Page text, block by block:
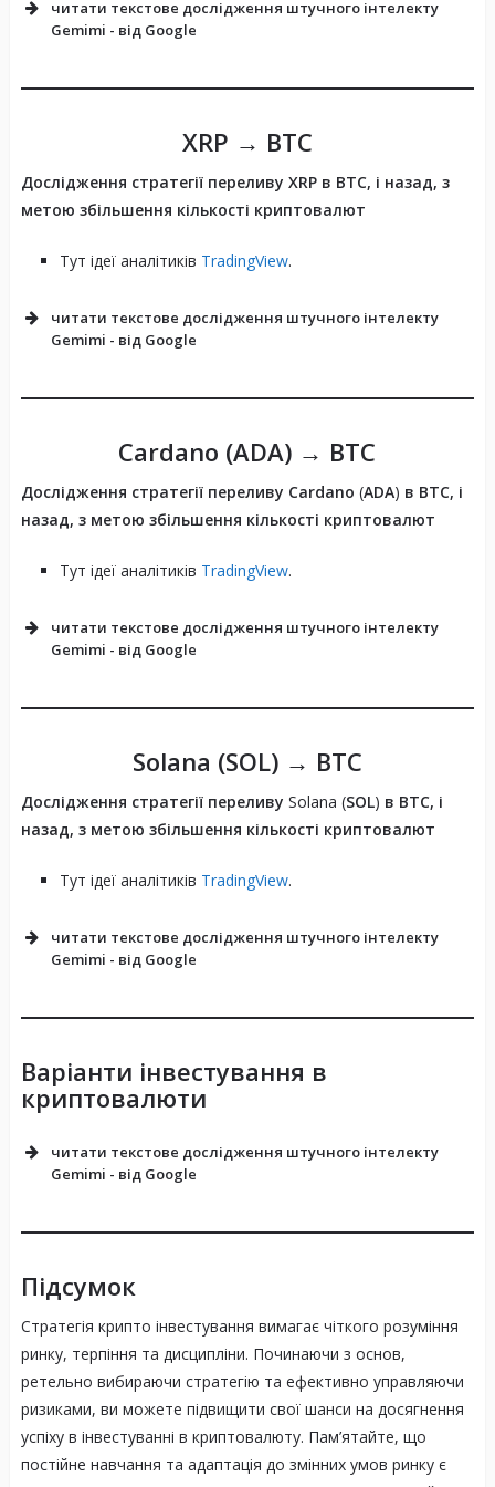
читати текстове дослідження штучного інтелекту
Gemimi - від Google
XRP → BTC
Дослідження стратегії переливу XRP в BTC, і назад, з
метою збільшення кількості криптовалют
Тут ідеї аналітиків TradingView.
читати текстове дослідження штучного інтелекту
Gemimi - від Google
Період
Зміна (%)
Зміна (%)
Cardano (ADA) → BTC
Дослідження стратегії переливу Cardano (ADA) в BTC, і
назад, з метою збільшення кількості криптовалют
Тут ідеї аналітиків TradingView.
читати текстове дослідження штучного інтелекту
Gemimi - від Google
Solana (SOL) → BTC
Дослідження стратегії переливу Solana (SOL) в BTC, і
назад, з метою збільшення кількості криптовалют
Тут ідеї аналітиків TradingView.
читати текстове дослідження штучного інтелекту
Gemimi - від Google
Варіанти інвестування в
криптовалюти
читати текстове дослідження штучного інтелекту
Gemimi - від Google
Підсумок
Стратегія крипто інвестування вимагає чіткого розуміння
ринку, терпіння та дисципліни. Починаючи з основ,
ретельно вибираючи стратегію та ефективно управляючи
ризиками, ви можете підвищити свої шанси на досягнення
успіху в інвестуванні в криптовалюту. Пам’ятайте, що
постійне навчання та адаптація до змінних умов ринку є